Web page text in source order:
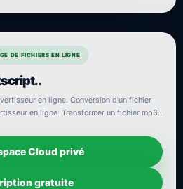
DE FICHIERS EN LIGNE
en ligne. Conversion d'un fichier
en ligne. Transformer un fichier mp3..
Cloud privé
gratuite